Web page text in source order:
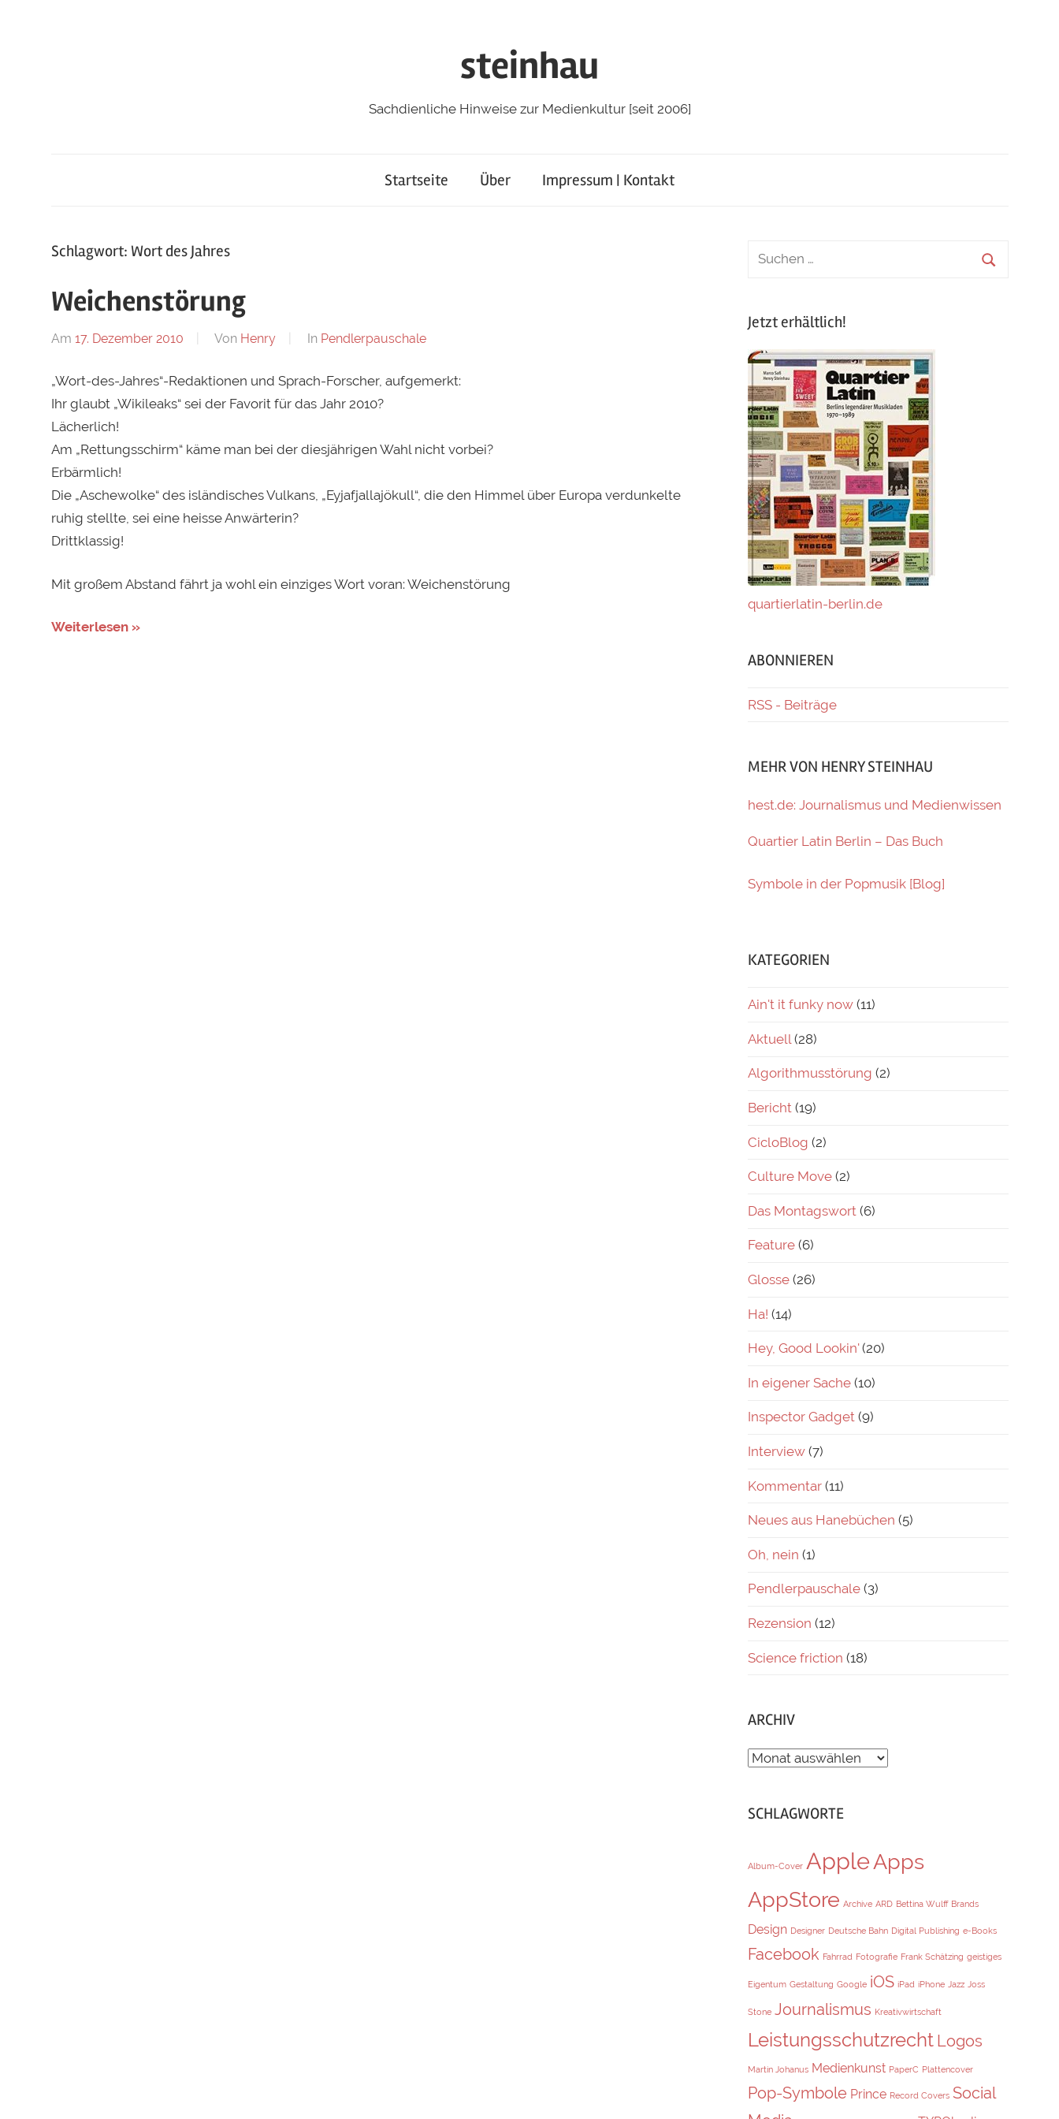
steinhau
Sachdienliche Hinweise zur Medienkultur [seit 2006]
Startseite Über Impressum | Kontakt
Schlagwort: Wort des Jahres
Weichenstörung
Am 17. Dezember 2010 Von Henry In Pendlerpauschale
„Wort-des-Jahres“-Redaktionen und Sprach-Forscher, aufgemerkt:
Ihr glaubt „Wikileaks“ sei der Favorit für das Jahr 2010?
Lächerlich!
Am „Rettungsschirm“ käme man bei der diesjährigen Wahl nicht vorbei?
Erbärmlich!
Die „Aschewolke“ des isländisches Vulkans, „Eyjafjallajökull“, die den Himmel über Europa verdunkelte
ruhig stellte, sei eine heisse Anwärterin?
Drittklassig!
Mit großem Abstand fährt ja wohl ein einziges Wort voran: Weichenstörung
Weiterlesen »
Jetzt erhältlich!
quartierlatin-berlin.de
ABONNIEREN
RSS - Beiträge
MEHR VON HENRY STEINHAU
hest.de: Journalismus und Medienwissen
Quartier Latin Berlin – Das Buch
Symbole in der Popmusik [Blog]
KATEGORIEN
Ain't it funky now (11)
Aktuell (28)
Algorithmusstörung (2)
Bericht (19)
CicloBlog (2)
Culture Move (2)
Das Montagswort (6)
Feature (6)
Glosse (26)
Ha! (14)
Hey, Good Lookin'(20)
In eigener Sache (10)
Inspector Gadget (9)
Interview (7)
Kommentar (11)
Neues aus Hanebüchen (5)
Oh, nein (1)
Pendlerpauschale (3)
Rezension (12)
Science friction (18)
ARCHIV
ARCHIV
SCHLAGWORTE
Album-Cover AppleApps
AppStore Archive ARD Bettina Wulff Brands
Design Designer Deutsche Bahn Digital Publishing e-Books
Facebook Fahrrad Fotografie Frank Schätzing geistiges
Eigentum Gestaltung Google iOS iPad iPhone Jazz Joss
Stone Journalismus Kreativwirtschaft
Leistungsschutzrecht Logos
Martin Johanus Medienkunst PaperC Plattencover
Pop-Symbole Prince Record Covers Social